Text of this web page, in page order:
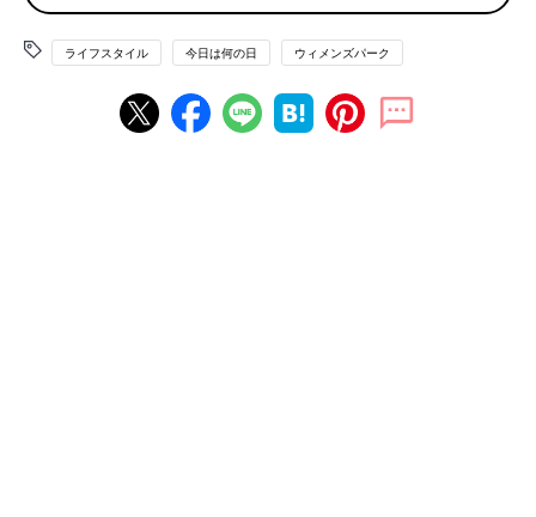
す。いまどきは触れない男の子もいて、息子の友だちに『すげ
ぇ！』と、称賛されるのが唯一の自慢です」
「しゃっくりを2回目以内で止めることができます。最高に調子
の良い時は、初回のしゃっくり出そうな瞬間に止めることができ
ライフスタイル 今日は何の日 ウィメンズパーク